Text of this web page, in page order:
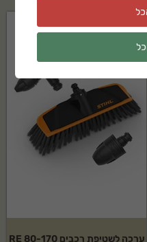
ערכה לשטיפת רכבים RE 80-170